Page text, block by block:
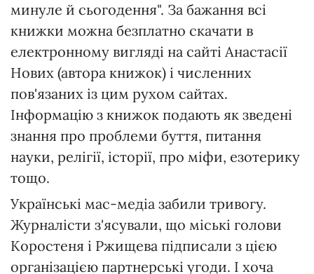
минуле й сьогодення". За бажання всі
книжки можна безплатно скачати в
електронному вигляді на сайті Анастасії
Нових (автора книжок) і численних
пов'язаних із цим рухом сайтах.
Інформацію з книжок подають як зведені
знання про проблеми буття, питання
науки, релігії, історії, про міфи, езотерику
тощо.
Українські мас-медіа забили тривогу.
Журналісти з'ясували, що міські голови
Коростеня і Ржищева підписали з цією
організацією партнерські угоди. І хоча